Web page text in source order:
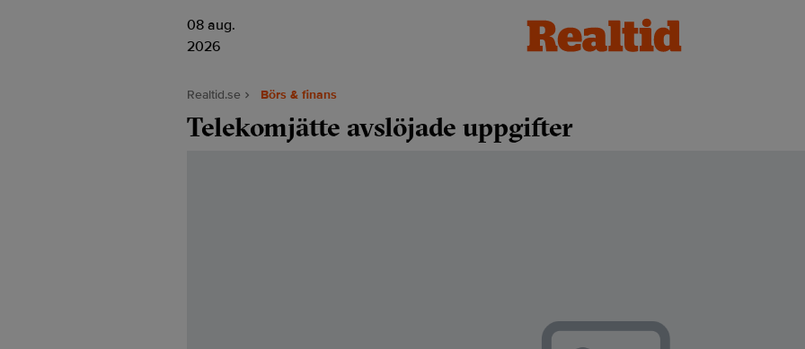
08 aug.
2026
Realtid.se Börs & finans
Telekomjätte avslöjade uppgifter